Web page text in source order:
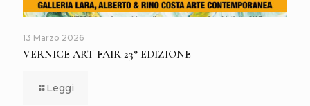
13 Marzo 2026
VERNICE ART FAIR 23° EDIZIONE
Leggi